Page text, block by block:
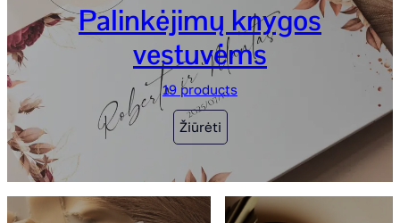
Palinkėjimų knygos
vestuvėms
19 products
Žiūrėti